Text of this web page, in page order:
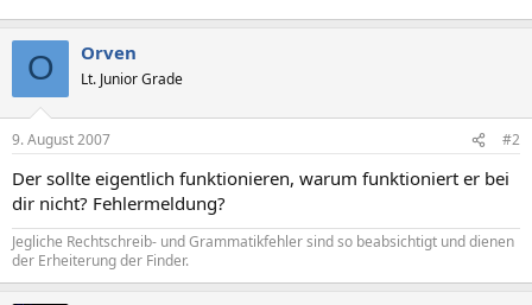
O Orven
Lt. Junior Grade
9. August 2007 #2
Der sollte eigentlich funktionieren, warum funktioniert er bei
dir nicht? Fehlermeldung?
Jegliche Rechtschreib- und Grammatikfehler sind so beabsichtigt und dienen
der Erheiterung der Finder.